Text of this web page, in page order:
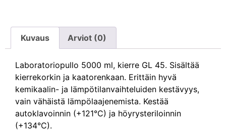
Kuvaus Arviot (0)
Laboratoriopullo 5000 ml, kierre GL 45. Sisältää
kierrekorkin ja kaatorenkaan. Erittäin hyvä
kemikaalin- ja lämpötilanvaihteluiden kestävyys,
vain vähäistä lämpölaajenemista. Kestää
autoklavoinnin (+121°C) ja höyrysteriloinnin
(+134°C).